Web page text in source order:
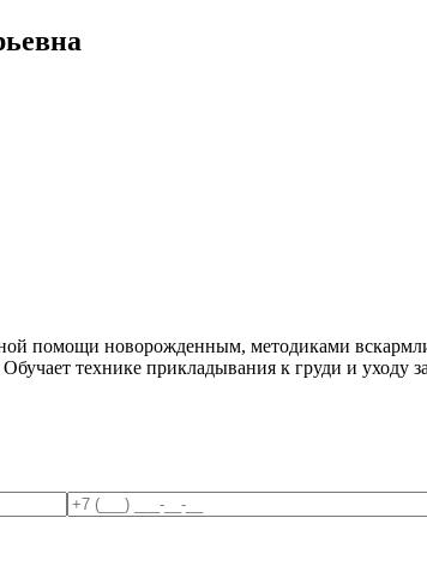
помощи новорожденным, методиками
технике прикладывания к груди и уходу